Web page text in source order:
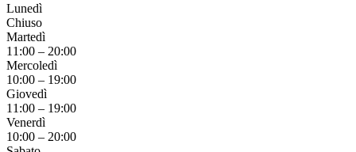
Lunedì
Chiuso
Martedì
11:00 – 20:00
Mercoledì
10:00 – 19:00
Giovedì
11:00 – 19:00
Venerdì
10:00 – 20:00